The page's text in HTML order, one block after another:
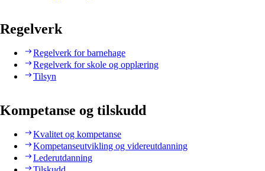
Regelverk
Regelverk for barnehage
Regelverk for skole og opplæring
Tilsyn
Kompetanse og tilskudd
Kvalitet og kompetanse
Kompetanseutvikling og videreutdanning
Lederutdanning